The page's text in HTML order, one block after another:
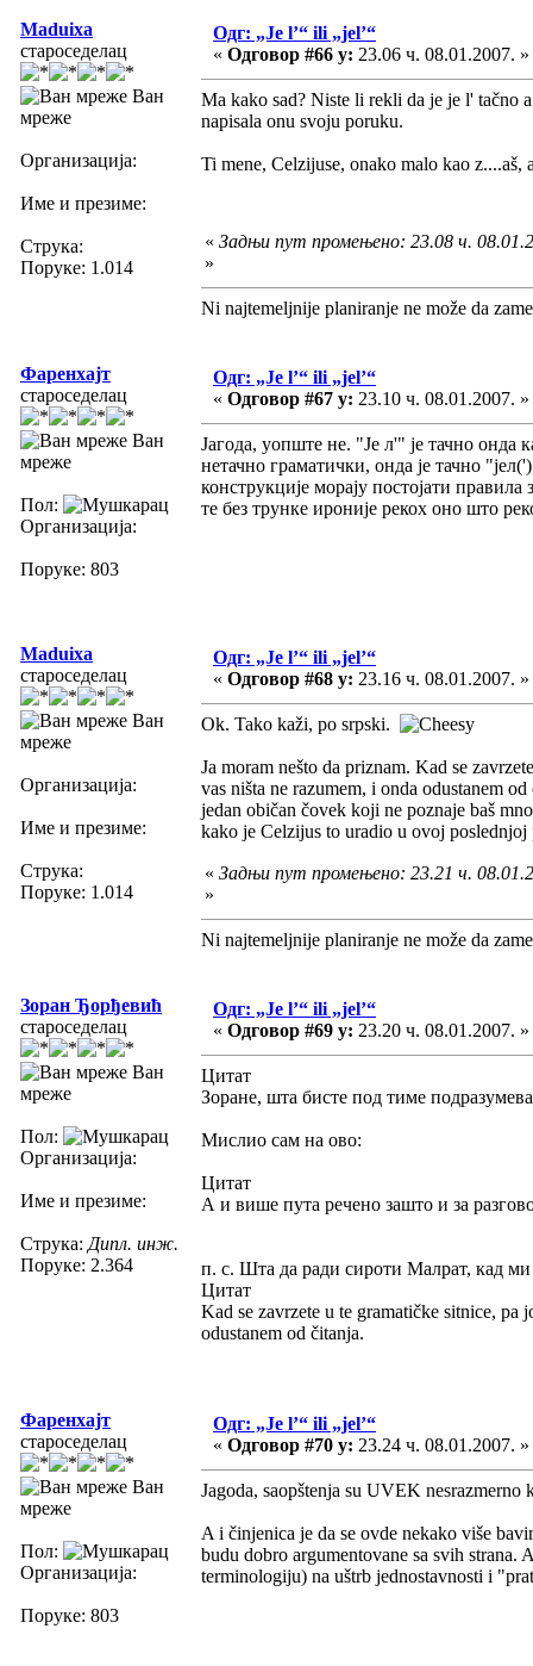
Maduixa
староседелац
Ван
мреже
Организација:
Име и презиме:
Струка:
Поруке: 1.014
Одг: „Je l’“ ili „jel’“
« Одговор #66 у: 23.06 ч. 08.01.2007. »
Ma kako sad? Niste li rekli da je je l' tačno
napisala onu svoju poruku.
Ti mene, Celzijuse, onako malo kao z....aš,
« Задњи пут промењено: 23.08 ч.
»
Ni najtemeljnije planiranje ne može da
Фаренхајт
староседелац
Ван
мреже
Пол:
Организација:
Поруке: 803
Одг: „Je l’“ ili „jel’“
« Одговор #67 у: 23.10 ч. 08.01.2007. »
Јагода, уопште не. "Је л'" је тачно онда
нетачно граматички, онда је тачно
конструкције морају постојати
те без трунке ироније рекох оно што
Maduixa
староседелац
Ван
мреже
Организација:
Име и презиме:
Струка:
Поруке: 1.014
Одг: „Je l’“ ili „jel’“
« Одговор #68 у: 23.16 ч. 08.01.2007. »
Ok. Tako kaži, po srpski.
Ja moram nešto da priznam. Kad se
vas ništa ne razumem, i onda odustanem
jedan običan čovek koji ne poznaje baš
kako je Celzijus to uradio u ovoj poslednjoj
« Задњи пут промењено: 23.21 ч.
»
Ni najtemeljnije planiranje ne može da
Зоран Ђорђевић
староседелац
Ван
мреже
Пол:
Организација:
Име и презиме:
Струка: Дипл. инж.
Поруке: 2.364
Одг: „Je l’“ ili „jel’“
« Одговор #69 у: 23.20 ч. 08.01.2007. »
Цитат
Зоране, шта бисте под тиме
Мислио сам на ово:
Цитат
А и више пута речено зашто и за
п. с. Шта да ради сироти Малрат, кад ми
Цитат
Kad se zavrzete u te gramatičke sitnice, pa
odustanem od čitanja.
Фаренхајт
староседелац
Ван
мреже
Пол:
Организација:
Поруке: 803
Одг: „Je l’“ ili „jel’“
« Одговор #70 у: 23.24 ч. 08.01.2007. »
Jagoda, saopštenja su UVEK
A i činjenica je da se ovde nekako više
budu dobro argumentovane sa svih strana.
terminologiju) na uštrb jednostavnosti i